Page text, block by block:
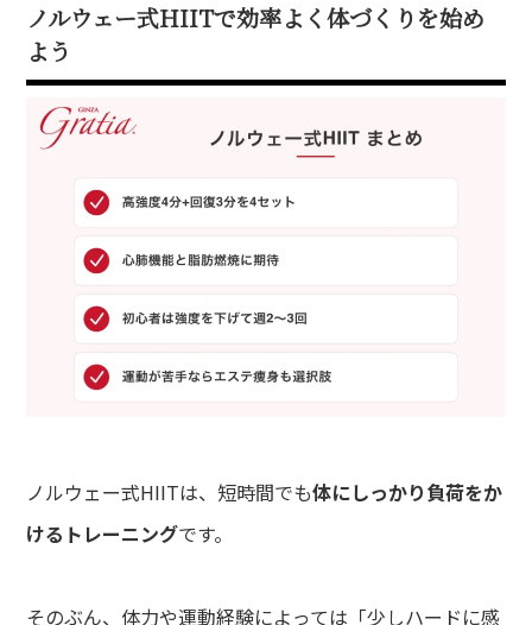
ノルウェー式HIITで効率よく体づくりを始め
よう
ノルウェー式HIITは、短時間でも体にしっかり負荷をか
けるトレーニングです。
そのぶん、体力や運動経験によっては「少しハードに感